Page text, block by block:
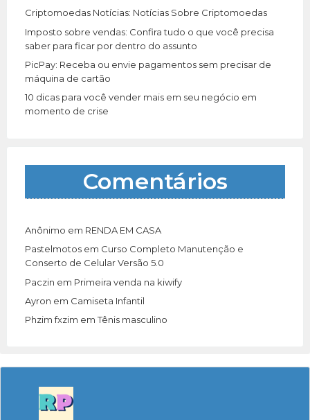
Criptomoedas Notícias: Notícias Sobre Criptomoedas
Imposto sobre vendas: Confira tudo o que você precisa
saber para ficar por dentro do assunto
PicPay: Receba ou envie pagamentos sem precisar de
máquina de cartão
10 dicas para você vender mais em seu negócio em
momento de crise
Comentários
Anônimo em RENDA EM CASA
Pastelmotos em Curso Completo Manutenção e
Conserto de Celular Versão 5.0
Paczin em Primeira venda na kiwify
Ayron em Camiseta Infantil
Phzim fxzim emTênis masculino